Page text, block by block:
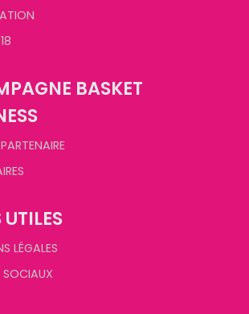
BASKET
UTILES
LÉGALES
SOCIAUX